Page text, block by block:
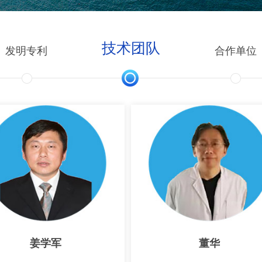
发明专利 技术团队 合作单位
姜学军 董华